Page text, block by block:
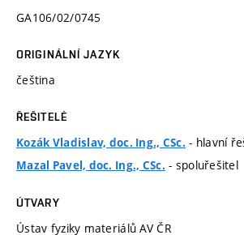
GA106/02/0745
ORIGINÁLNÍ JAZYK
čeština
ŘEŠITELÉ
Kozák Vladislav, doc. Ing., CSc. - hlavní
Mazal Pavel, doc. Ing., CSc. - spoluřešitel
ÚTVARY
Ústav fyziky materiálů AV ČR